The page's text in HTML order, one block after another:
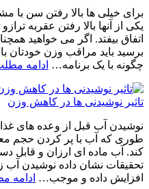
برای خیلی ها بالا رفتن سن با
یکی از آنها بالا رفتن عقربه
اتفاق بیفتد. اگر می خواهید
برسید باید مراقب وزن خودتان
چگونه با یک برنامه… ادامه
تاثیر نوشیدنی ها در کاهش وزن
نوشیدن آب قبل از وعده های
طوری که آب با پر کردن حجم
کند. آب ماده ای ارزان و
تحقیقات نشان داده نوشیدن آب
افزایش داده و موجب… ادامه